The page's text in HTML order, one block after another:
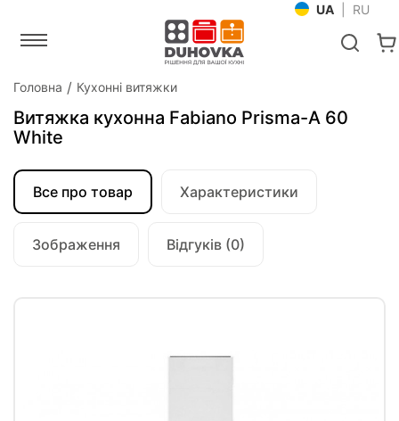
UA RU
Головна Кухонні витяжки
Витяжка кухонна Fabiano Prisma-A 60
White
Все про товар Характеристики
Зображення Відгуків (0)